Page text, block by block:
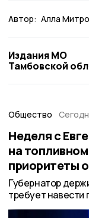
Автор: Алла
Издания МО
Тамбовской
Общество
Неделя с
на
приоритеты
Губернатор
требует навести